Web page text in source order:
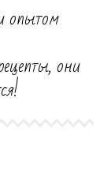
опытом
они